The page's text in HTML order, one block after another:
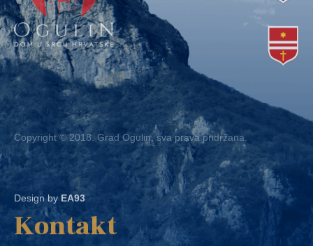
Copyright © 2018. Grad Ogulin, sva prava pridržana.
Design by EA93
Kontakt